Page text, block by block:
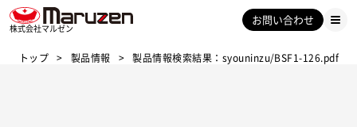
株式会社マルゼン
お問い合わせ
トップ 製品情報 製品情報検索結果：syouninzu/BSF1-126.pdf